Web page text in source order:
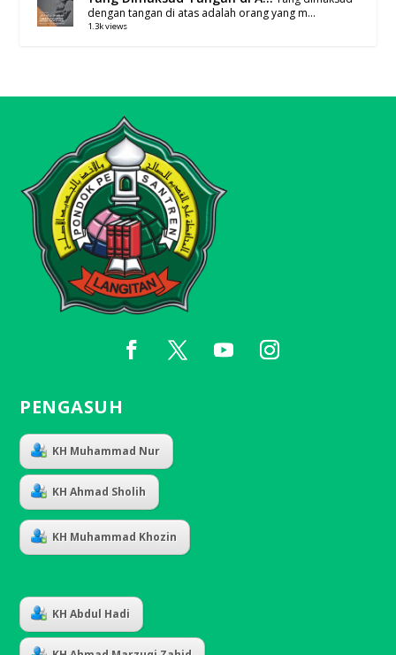
dengan tangan di atas adalah orang yang m...
1.3k views
PENGASUH
KH Muhammad Nur
KH Ahmad Sholih
KH Muhammad Khozin
KH Abdul Hadi